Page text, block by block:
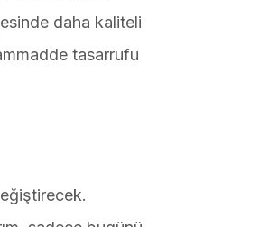
daha kaliteli
tasarrufu